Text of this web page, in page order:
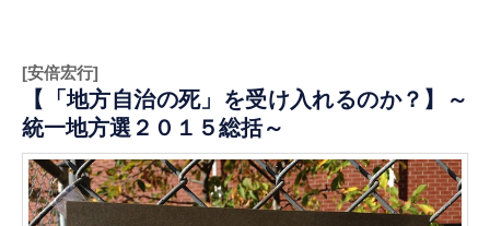
[安倍宏行]
【「地方自治の死」を受け入れるのか？】～
統一地方選２０１５総括～